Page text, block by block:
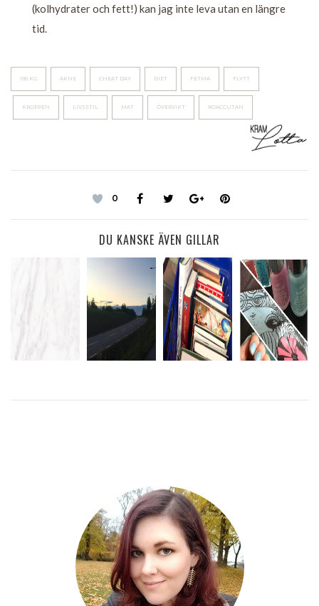
(kolhydrater och fett!) kan jag inte leva utan en längre
tid.
100 KG AKNE CHEAT DAY DIET FETMA FLYTT
KROPPEN LIVSSTIL MAT ÖVERVIKT ROACCUTAN
0
DU KANSKE ÄVEN GILLAR
LÄS
MER
LÄS MER